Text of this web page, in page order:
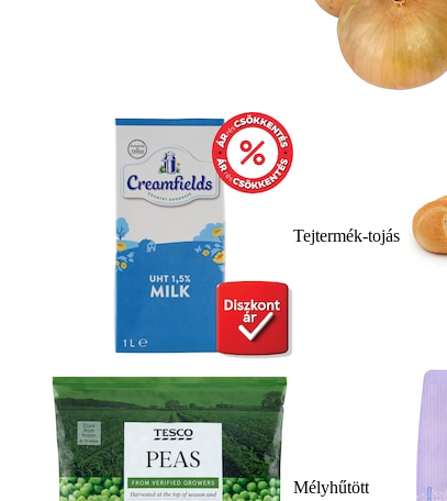
Tejtermék-tojás
Mélyhűtött